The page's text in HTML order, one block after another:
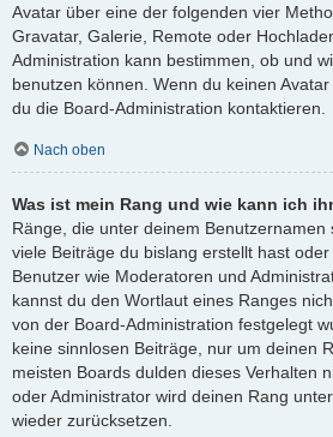
Avatar über eine der folgenden vier
Gravatar, Galerie, Remote oder
Administration kann bestimmen, ob und
benutzen können. Wenn du keinen
du die Board-Administration kontaktieren.
Nach oben
Was ist mein Rang und wie kann ich
Ränge, die unter deinem Benutzernamen
viele Beiträge du bislang erstellt hast
Benutzer wie Moderatoren und
kannst du den Wortlaut eines Ranges
von der Board-Administration festgelegt
keine sinnlosen Beiträge, nur um deinen
meisten Boards dulden dieses Verhalten
oder Administrator wird deinen Rang
wieder zurücksetzen.